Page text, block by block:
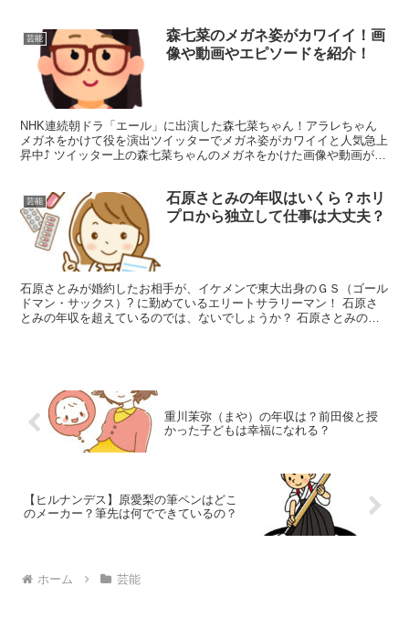
芸能
森七菜のメガネ姿がカワイイ！画
像や動画やエピソードを紹介！
NHK連続朝ドラ「エール」に出演した森七菜ちゃん！アラレちゃん
メガネをかけて役を演出ツイッターでメガネ姿がカワイイと人気急上
昇中⤴ ツイッター上の森七菜ちゃんのメガネをかけた画像や動画がカ
芸能
石原さとみの年収はいくら？ホリ
プロから独立して仕事は大丈夫？
石原さとみが婚約したお相手が、イケメンで東大出身のＧＳ（ゴール
ドマン・サックス）? に勤めているエリートサラリーマン！ 石原さ
とみの年収を超えているのでは、ないでしょうか？ 石原さとみの年
重川茉弥（まや）の年収は？前田俊と授
かった子どもは幸福になれる？
【ヒルナンデス】原愛梨の筆ペンはどこ
のメーカー？筆先は何でできているの？
ホーム 芸能